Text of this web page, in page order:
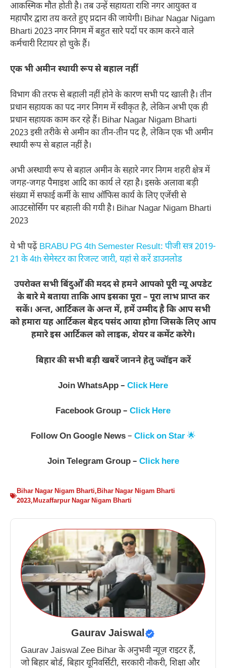
आकस्मिक मौत होती है। तब उन्हें सहायता राशि नगर आयुक्त व
महापौर द्वारा तय करते हुए प्रदान की जायेगी। Bihar Nagar Nigam
Bharti 2023 नगर निगम में बहुत सारे पदों पर काम करने वाले
कर्मचारी रिटायर हो चुके हैं।
एक भी अमीन स्थायी रूप से बहाल नहीं
विभाग की तरफ से बहाली नहीं होने के कारण सभी पद खाली है। तीन
प्रधान सहायक का पद नगर निगम में स्वीकृत है, लेकिन अभी एक ही
प्रधान सहायक काम कर रहे हैं। Bihar Nagar Nigam Bharti
2023 इसी तरीके से अमीन का तीन-तीन पद है, लेकिन एक भी अमीन
स्थायी रूप से बहाल नहीं है।
अभी अस्थायी रूप से बहाल अमीन के सहारे नगर निगम शहरी क्षेत्र में
जगह-जगह पैमाइश आदि का कार्य ले रहा है। इसके अलावा बड़ी
संख्या में सफाई कर्मी के साथ ऑफिस कार्य के लिए एजेंसी से
आउटसोर्सिंग पर बहाली की गयी है। Bihar Nagar Nigam Bharti
2023
ये भी पढ़ें BRABU PG 4th Semester Result: पीजी सत्र 2019-
21 के 4th सेमेस्टर का रिजल्ट जारी, यहां से करें डाउनलोड
उपरोक्त सभी बिंदुओँ की मदद से हमने आपको पूरी न्यू अपडेट
के बारे मे बताया ताकि आप इसका पूरा – पूरा लाभ प्राप्त कर
सकें। अन्त, आर्टिकल के अन्त में, हमें उम्मीद है कि आप सभी
को हमारा यह आर्टिकल बेहद पसंद आया होगा जिसके लिए आप
हमारे इस आर्टिकल को लाइक, शेयर व कमेंट करेगे।
बिहार की सभी बड़ी खबरें जानने हेतु ज्वॉइन करें
Join WhatsApp – Click Here
Facebook Group – Click Here
Follow On Google News– Click on Star🌟
Join Telegram Group – Click here
Bihar Nagar Nigam Bharti,Bihar Nagar Nigam Bharti
2023,Muzaffarpur Nagar Nigam Bharti
Gaurav Jaiswal
Gaurav Jaiswal Zee Bihar के अनुभवी न्यूज़ राइटर हैं,
जो बिहार बोर्ड, बिहार यूनिवर्सिटी, सरकारी नौकरी, शिक्षा और